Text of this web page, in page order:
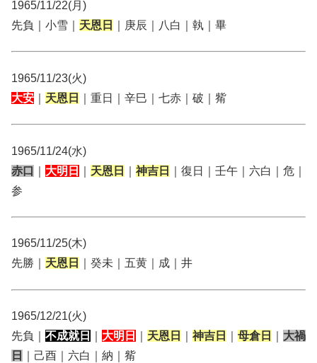
1965/11/22(月)
先負｜小雪｜ 天恩日 ｜庚辰｜八白｜執｜畢
1965/11/23(火)
大安
天恩日 ｜重日｜辛巳｜七赤｜破｜觜
1965/11/24(水)
赤口
大明日 天恩日 神吉日
｜復日｜壬午｜六白｜危｜
参
1965/11/25(木)
先勝｜ 天恩日 ｜癸未｜五黄｜成｜井
1965/12/21(火)
先負｜ 不成就日 大明日 天恩日 神吉日 母倉日
大禍
日
｜己酉｜六白｜納｜觜